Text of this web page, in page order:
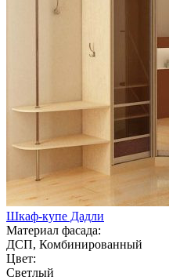
Шкаф-купе Дадли
Материал фасада:
ДСП, Комбинированный
Цвет:
Светлый